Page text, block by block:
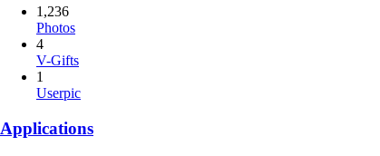
1,236
Photos
4
V-Gifts
1
Userpic
Applications